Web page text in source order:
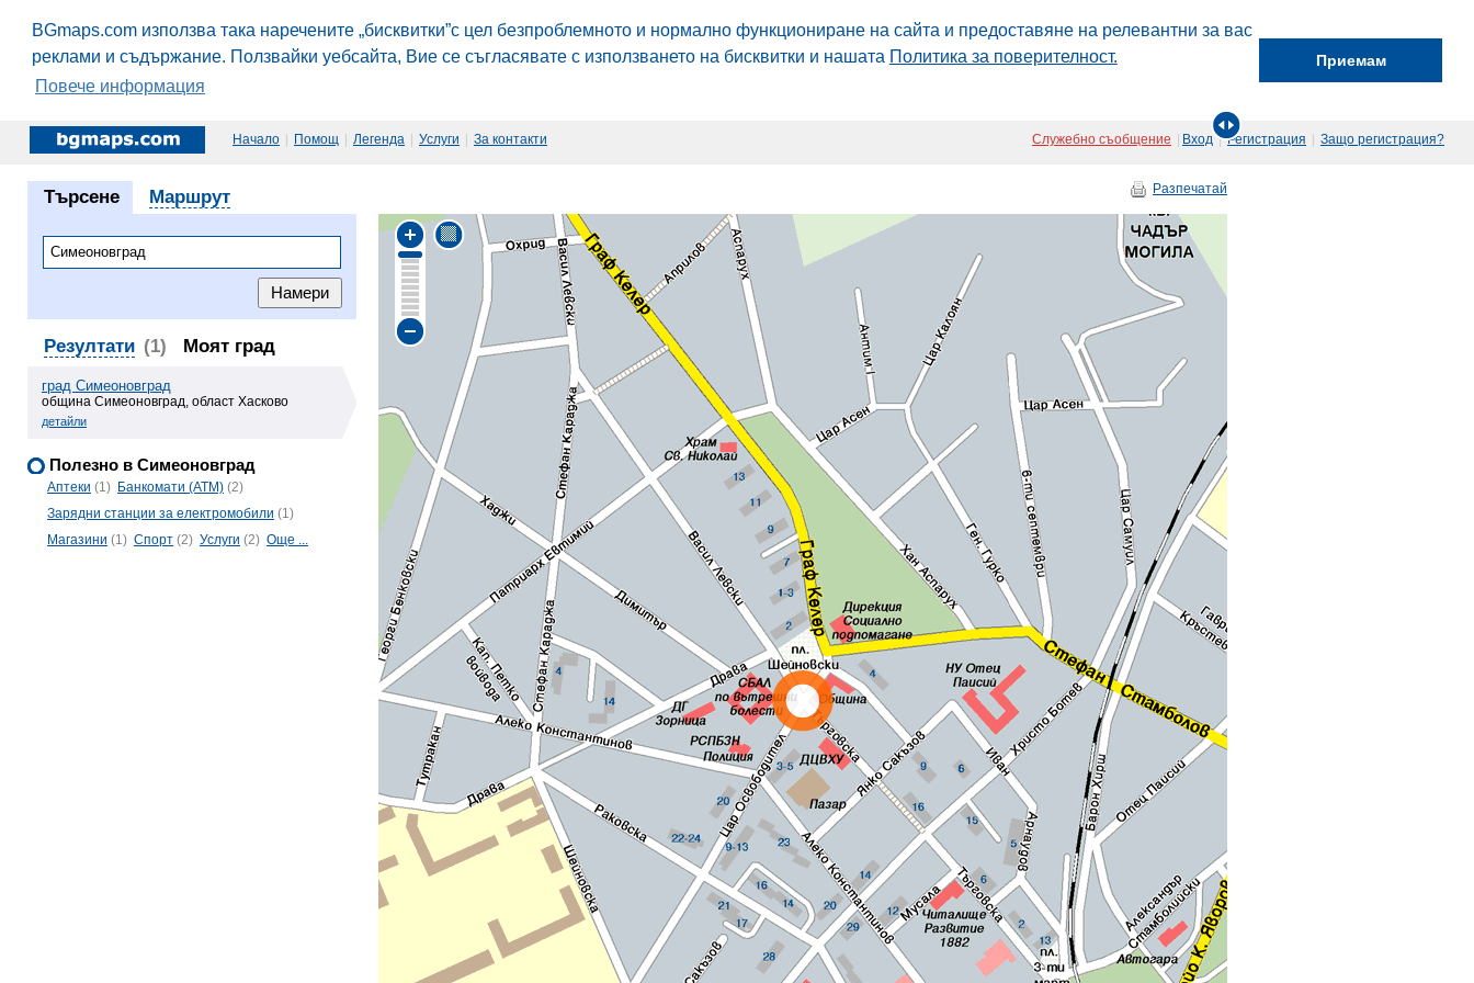
BGmaps.com използва така наречените „бисквитки”с цел безпроблемното и нормално функциониране на сайта и предоставяне на релевантни за вас
реклами и съдържание. Ползвайки уебсайта, Вие се съгласявате с използването на бисквитки и нашата Политика за поверителност.
Повече информация
Приемам
Начало Помощ Легенда Услуги За контакти Служебно съобщение Вход |Регистрация Защо регистрация?
Търсене Маршрут
Резултати (1) Моят град
град Симеоновград
община Симеоновград, област Хасково
детайли
Полезно в Симеоновград
Аптеки (1) Банкомати (ATM) (2)
Зарядни станции за електромобили (1)
Магазини (1) Спорт (2) Услуги (2) Още ...
Разпечатай